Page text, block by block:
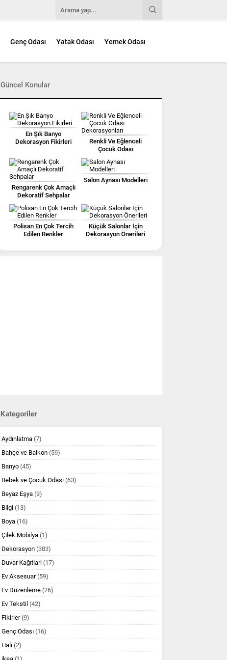
Genç Odası Yatak Odası Yemek Odası
Güncel Konular
En Şık Banyo
Dekorasyon Fikirleri
Renkli Ve Eğlenceli
Çocuk Odası
Rengarenk Çok Amaçlı
Dekoratif Sehpalar
Salon Aynası Modelleri
Polisan En Çok Tercih
Edilen Renkler
Küçük Salonlar İçin
Dekorasyon Önerileri
Kategoriler
Aydınlatma (7)
Bahçe ve Balkon (59)
Banyo (45)
Bebek ve Çocuk Odası (63)
Beyaz Eşya (9)
Bilgi (13)
Boya (16)
Çilek Mobilya (1)
Dekorasyon (383)
Duvar Kağıtlari (17)
Ev Aksesuar(59)
Ev Düzenleme (26)
Ev Tekstil (42)
Fikirler(9)
Genç Odası (16)
Halı (2)